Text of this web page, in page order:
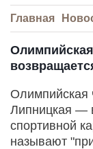
Главная
Олимпийская
Липницкая —
спортивной
называют